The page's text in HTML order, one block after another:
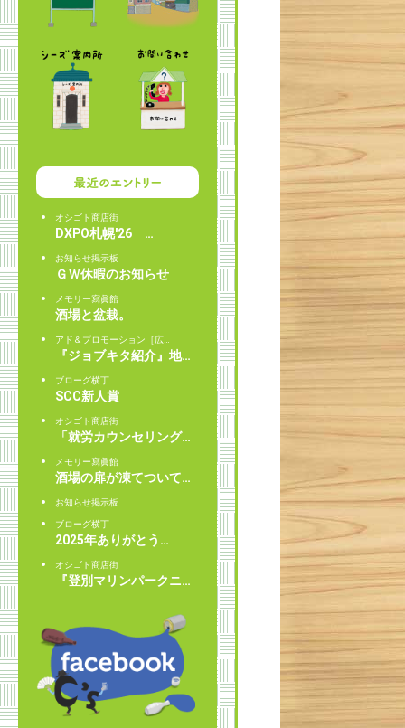
オシゴト商店街
DXPO札幌'26 …
お知らせ掲示板
ＧＷ休暇のお知らせ
メモリー寫眞館
酒場と盆栽。
アド＆プロモーション［広…
『ジョブキタ紹介』地…
ブローグ横丁
SCC新人賞
オシゴト商店街
「就労カウンセリング…
メモリー寫眞館
酒場の扉が凍てついて…
お知らせ掲示板
ブローグ横丁
2025年ありがとう…
オシゴト商店街
『登別マリンパークニ…